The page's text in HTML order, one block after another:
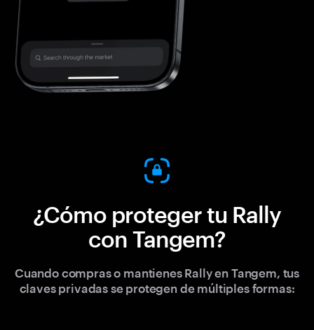
¿Cómo proteger tu Rally
con Tangem?
Cuando compras o mantienes Rally en Tangem, tus
claves privadas se protegen de múltiples formas: